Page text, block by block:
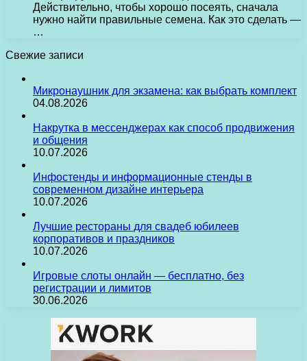
Действительно, чтобы хорошо посеять, сначала
нужно найти правильные семена. Как это сделать —
…
Свежие записи
Микронаушник для экзамена: как выбрать комплект
04.08.2026
Накрутка в мессенджерах как способ продвижения
и общения
10.07.2026
Инфостенды и информационные стенды в
современном дизайне интерьера
10.07.2026
Лучшие рестораны для свадеб юбилеев
корпоративов и праздников
10.07.2026
Игровые слоты онлайн — бесплатно, без
регистрации и лимитов
30.06.2026